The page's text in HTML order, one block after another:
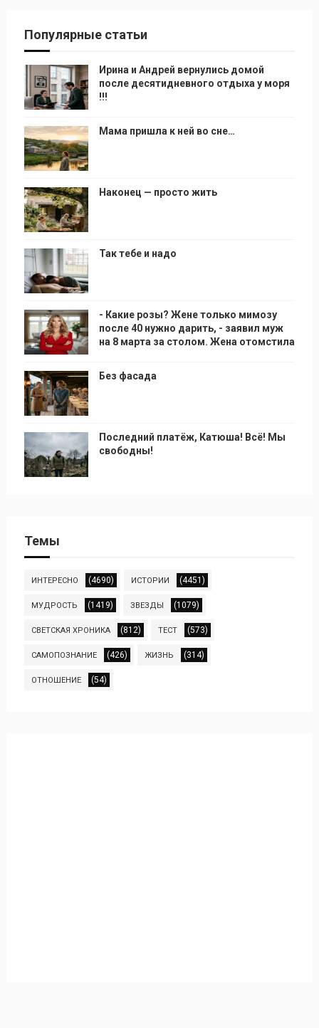
Популярные статьи
Ирина и Андрей вернулись домой
после десятидневного отдыха у моря
!!!
Мама пришла к ней во сне…
Наконец — просто жить
Так тебе и надо
- Какие розы? Жене только мимозу
после 40 нужно дарить, - заявил муж
на 8 марта за столом. Жена отомстила
Без фасада
Последний платёж, Катюша! Всё! Мы
свободны!
Темы
ИНТЕРЕСНО (4690) ИСТОРИИ (4451)
МУДРОСТЬ (1419) ЗВЕЗДЫ (1079)
СВЕТСКАЯ ХРОНИКА (812) ТЕСТ (573)
САМОПОЗНАНИЕ (426) ЖИЗНЬ (314)
ОТНОШЕНИЕ (54)